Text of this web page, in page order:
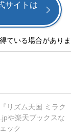
サイトは
ている場合がありま
『リズム天国 ミラク
や楽天ブックスな
ック